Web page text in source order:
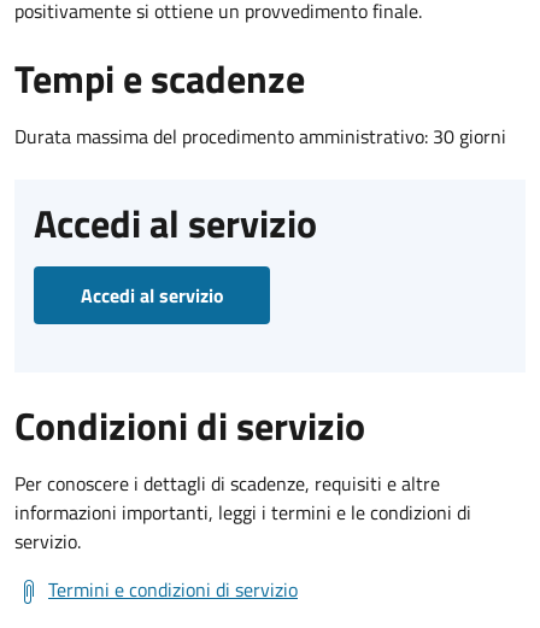
positivamente si ottiene un provvedimento finale.
Tempi e scadenze
Durata massima del procedimento amministrativo: 30 giorni
Accedi al servizio
Accedi al servizio
Condizioni di servizio
Per conoscere i dettagli di scadenze, requisiti e altre
informazioni importanti, leggi i termini e le condizioni di
servizio.
Termini e condizioni di servizio